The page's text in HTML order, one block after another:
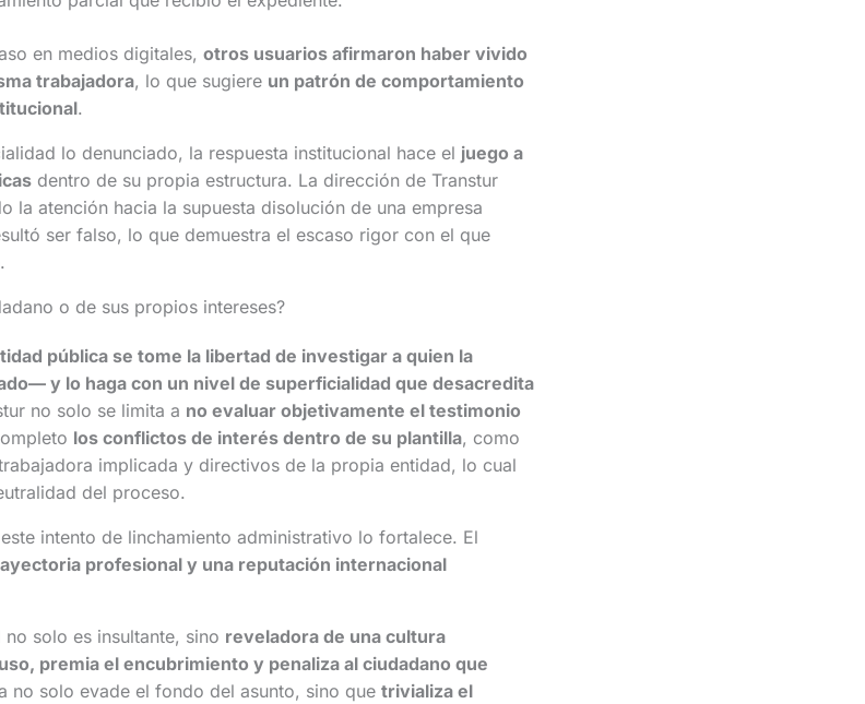
en medios digitales, otros usuarios afirmaron haber vivido
trabajadora, lo que sugiere un patrón de comportamiento
.
lo denunciado, la respuesta institucional hace el juego a
dentro de su propia estructura. La dirección de Transtur
la atención hacia la supuesta disolución de una empresa
ser falso, lo que demuestra el escaso rigor con el que
o de sus propios intereses?
pública se tome la libertad de investigar a quien la
y lo haga con un nivel de superficialidad que desacredita
no solo se limita a no evaluar objetivamente el testimonio
los conflictos de interés dentro de su plantilla, como
implicada y directivos de la propia entidad, lo cual
del proceso.
intento de linchamiento administrativo lo fortalece. El
profesional y una reputación internacional
solo es insultante, sino reveladora de una cultura
premia el encubrimiento y penaliza al ciudadano que
no solo evade el fondo del asunto, sino que trivializa el